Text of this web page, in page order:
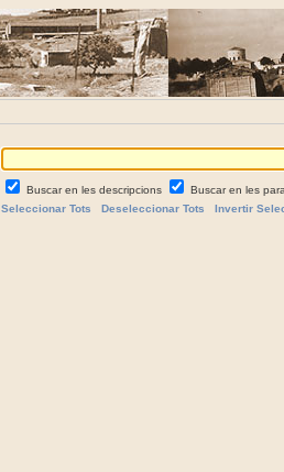
Buscar en les descripcions
Buscar en les
Seleccionar Tots
Deseleccionar Tots Invertir